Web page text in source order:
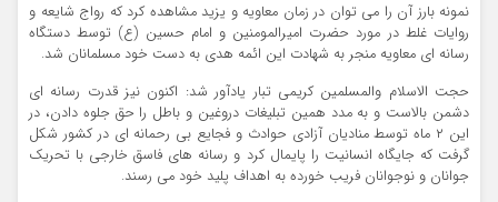
نمونه بارز آن را می توان در زمان معاویه و یزید مشاهده کرد که رواج شایعه و
روایات غلط در مورد حضرت امیرالمومنین و امام حسین (ع) توسط دستگاه
رسانه ای معاویه منجر به شهادت این ائمه هدی به دست خود مسلمانان شد.
حجت الاسلام والمسلمین کریمی تبار یادآور شد: اکنون نیز قدرت رسانه ای
دشمن بالاست و به مدد همین تبلیغات دروغین و باطل را حق جلوه دادن، در
این ۲ ماه توسط منادیان آزادی حوادث و فجایع بی رحمانه ای در کشور شکل
گرفت که جایگاه انسانیت را پایمال کرد و رسانه های فاسق خارجی با تحریک
جوانان و نوجوانان فریب خورده به اهداف پلید خود می رسند.